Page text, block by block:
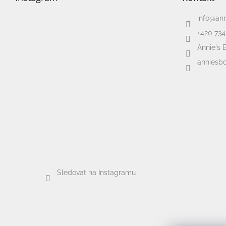
Sledovat na Instagramu
info@
+420
Annie's